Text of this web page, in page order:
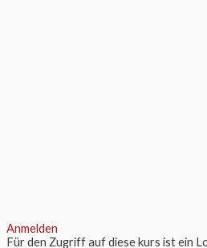
Anmelden
Für den Zugriff auf diese kurs ist ein